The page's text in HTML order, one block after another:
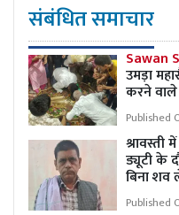
संबंधित समाचार
Sawan
उमड़ा
करने वाले
Published
श्रावस्ती
ड्यूटी के
बिना शव
Published